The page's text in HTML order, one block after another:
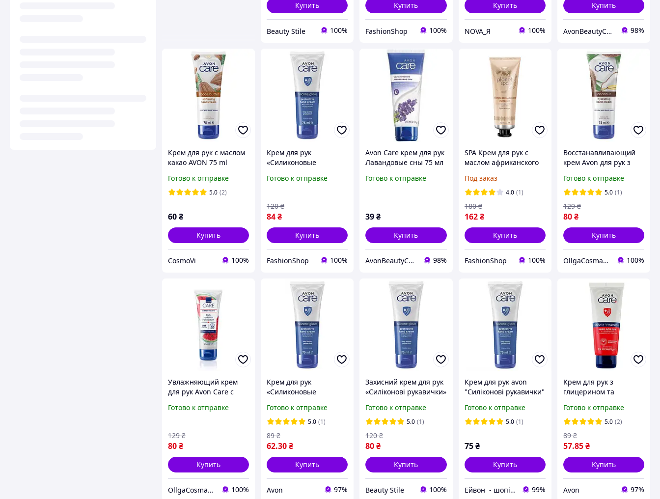
Купить
Beauty Stile 100%
Купить
FashionShop 100%
Купить
NOVA_Я 100%
Купить
AvonBeautyCenter 98%
Крем для рук с маслом
какао AVON 75 ml
Готово к отправке
5.0 (2)
60₴
Купить
CosmoVi 100%
Крем для рук
«Силиконовые
Care
Готово к отправке
84₴
120 ₴
Купить
FashionShop 100%
Avon Care крем для рук
Лавандовые сны 75 мл
Готово к отправке
39₴
Купить
AvonBeautyCenter 98%
SPA Крем для рук с
маслом африканского
"Непревзойденное
питание", 30 мл Avon
Под заказ
4.0 (1)
162 ₴
180 ₴
Купить
FashionShop 100%
Восстанавливающий
крем Avon для рук з
Готово к отправке
5.0 (1)
80₴
129 ₴
Купить
OllgaCosmavon 100%
Увлажняющий крем
для рук Avon Care с
мл
Готово к отправке
80₴
129 ₴
Купить
OllgaCosmavon 100%
Крем для рук
«Силиконовые
Готово к отправке
5.0 (1)
62.30₴
89 ₴
Купить
Avon 97%
Захисний крем для рук
«Силіконові рукавички»
Готово к отправке
5.0 (1)
80₴
120 ₴
Купить
Beauty Stile 100%
Крем для рук avon
"Силіконові рукавички"
Готово к отправке
5.0 (1)
75 ₴
Купить
Ейвон - шопінг 99%
Крем для рук з
глицерином та
75 мл.
Готово к отправке
5.0 (2)
57.85₴
89 ₴
Купить
Avon 97%